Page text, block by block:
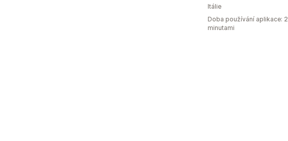
Itálie
Doba používání aplikace: 2
minutami